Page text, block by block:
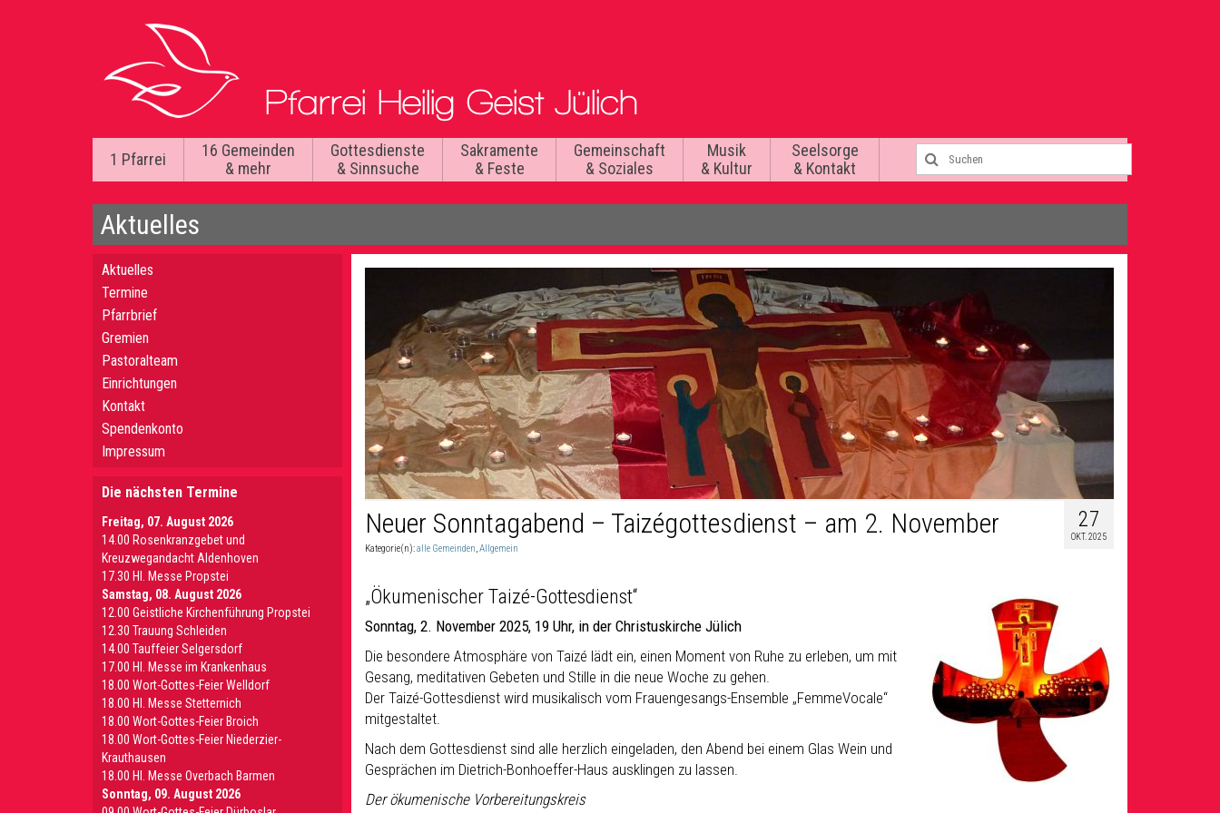
1 Pfarrei
16 Gemeinden
& mehr
Gottesdienste
& Sinnsuche
Sakramente
& Feste
Gemeinschaft
& Soziales
Musik
& Kultur
Seelsorge
& Kontakt
Aktuelles
27
OKT. 2025
Neuer Sonntagabend – Taizégottesdienst – am 2. November
Kategorie(n):alle Gemeinden,Allgemein
„Ökumenischer Taizé-Gottesdienst“
Sonntag, 2. November 2025, 19 Uhr, in der Christuskirche Jülich
Die besondere Atmosphäre von Taizé lädt ein, einen Moment von Ruhe zu erleben, um mit
Gesang, meditativen Gebeten und Stille in die neue Woche zu gehen.
Der Taizé-Gottesdienst wird musikalisch vom Frauengesangs-Ensemble „FemmeVocale“
mitgestaltet.
Nach dem Gottesdienst sind alle herzlich eingeladen, den Abend bei einem Glas Wein und
Gesprächen im Dietrich-Bonhoeffer-Haus ausklingen zu lassen.
Der ökumenische Vorbereitungskreis
Aktuelles
Termine
Pfarrbrief
Gremien
Pastoralteam
Einrichtungen
Kontakt
Spendenkonto
Impressum
Die nächsten Termine
Freitag, 07. August 2026
14.00 Rosenkranzgebet und
Kreuzwegandacht Aldenhoven
17.30 Hl. Messe Propstei
Samstag, 08. August 2026
12.00 Geistliche Kirchenführung Propstei
12.30 Trauung Schleiden
14.00 Tauffeier Selgersdorf
17.00 Hl. Messe im Krankenhaus
18.00 Wort-Gottes-Feier Welldorf
18.00 Hl. Messe Stetternich
18.00 Wort-Gottes-Feier Broich
18.00 Wort-Gottes-Feier Niederzier-
Krauthausen
18.00 Hl. Messe Overbach Barmen
Sonntag, 09. August 2026